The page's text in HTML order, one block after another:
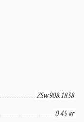
ZSw.908.1838
0.45 кг